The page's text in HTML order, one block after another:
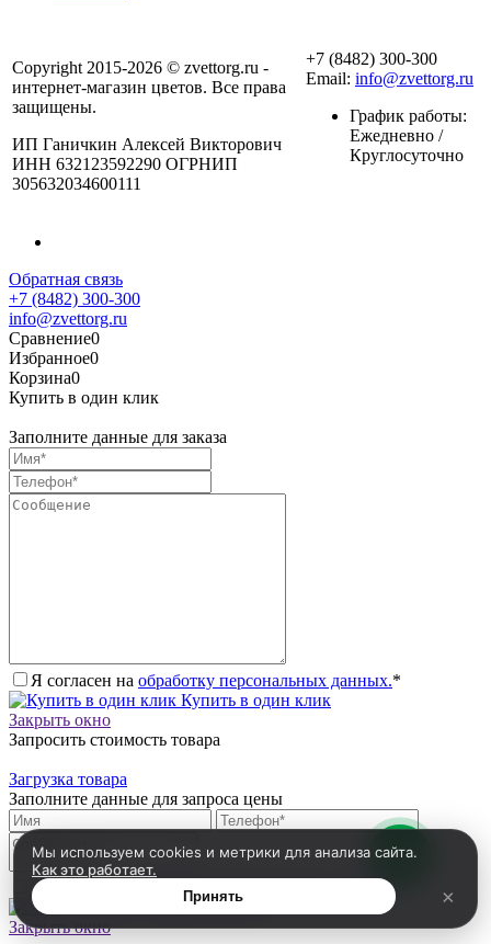
Copyright 2015-2026 © zvettorg.ru -
интернет-магазин цветов. Все права
защищены.
ИП Ганичкин Алексей Викторович
ИНН 632123592290 ОГРНИП
305632034600111
+7 (8482) 300-300
Email: info@zvettorg.ru
График работы:
Ежедневно /
Круглосуточно
Обратная связь
+7 (8482) 300-300
info@zvettorg.ru
Сравнение0
Избранное0
Корзина0
Купить в один клик
Заполните данные для заказа
Я согласен на обработку персональных данных.*
Купить в один клик
Закрыть окно
Запросить стоимость товара
Загрузка товара
Заполните данные для запроса цены
Я согласен на обработку персональных данных.*
Запросить цену
Закрыть окно
Мы используем cookies и метрики для анализа сайта.
Как это работает.
Принять ×